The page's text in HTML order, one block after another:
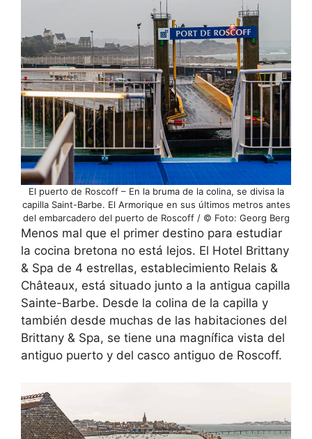
El puerto de Roscoff – En la bruma de la colina, se divisa la
capilla Saint-Barbe. El Armorique en sus últimos metros antes
del embarcadero del puerto de Roscoff / © Foto: Georg Berg
Menos mal que el primer destino para estudiar
la cocina bretona no está lejos. El Hotel Brittany
& Spa de 4 estrellas, establecimiento Relais &
Châteaux, está situado junto a la antigua capilla
Sainte-Barbe. Desde la colina de la capilla y
también desde muchas de las habitaciones del
Brittany & Spa, se tiene una magnífica vista del
antiguo puerto y del casco antiguo de Roscoff.